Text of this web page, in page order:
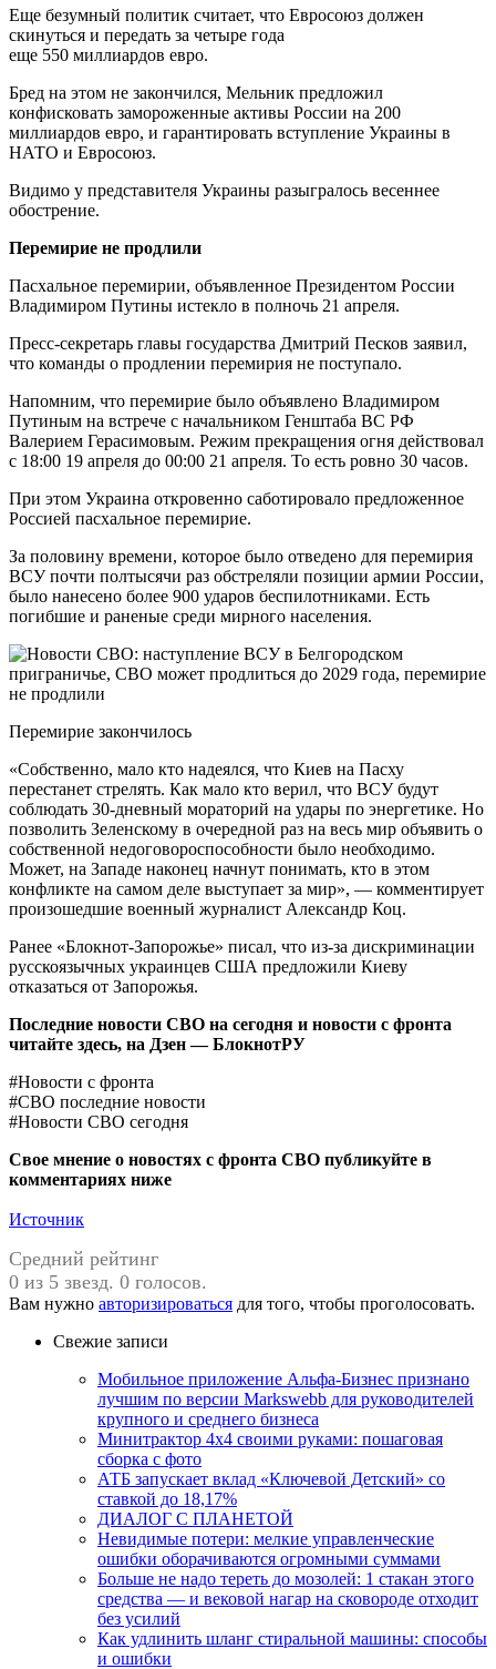
Еще безумный политик считает, что Евросоюз должен
скинуться и передать за четыре года
еще 550 миллиардов евро.
Бред на этом не закончился, Мельник предложил
конфисковать замороженные активы России на 200
миллиардов евро, и гарантировать вступление Украины в
НАТО и Евросоюз.
Видимо у представителя Украины разыгралось весеннее
обострение.
Перемирие не продлили
Пасхальное перемирии, объявленное Президентом России
Владимиром Путины истекло в полночь 21 апреля.
Пресс-секретарь главы государства Дмитрий Песков заявил,
что команды о продлении перемирия не поступало.
Напомним, что перемирие было объявлено Владимиром
Путиным на встрече с начальником Генштаба ВС РФ
Валерием Герасимовым. Режим прекращения огня действовал
с 18:00 19 апреля до 00:00 21 апреля. То есть ровно 30 часов.
При этом Украина откровенно саботировало предложенное
Россией пасхальное перемирие.
За половину времени, которое было отведено для перемирия
ВСУ почти полтысячи раз обстреляли позиции армии России,
было нанесено более 900 ударов беспилотниками. Есть
погибшие и раненые среди мирного населения.
Перемирие закончилось
«Собственно, мало кто надеялся, что Киев на Пасху
перестанет стрелять. Как мало кто верил, что ВСУ будут
соблюдать 30-дневный мораторий на удары по энергетике. Но
позволить Зеленскому в очередной раз на весь мир объявить о
собственной недоговороспособности было необходимо.
Может, на Западе наконец начнут понимать, кто в этом
конфликте на самом деле выступает за мир», — комментирует
произошедшие военный журналист Александр Коц.
Ранее «Блокнот-Запорожье» писал, что из-за дискриминации
русскоязычных украинцев США предложили Киеву
отказаться от Запорожья.
Последние новости СВО на сегодня и новости с фронта
читайте здесь, на Дзен — БлокнотРУ
#Новости с фронта
#СВО последние новости
#Новости СВО сегодня
Свое мнение о новостях с фронта СВО публикуйте в
комментариях ниже
Источник
Средний рейтинг
0 из 5 звезд. 0 голосов.
Вам нужно авторизироваться для того, чтобы проголосовать.
Свежие записи
Мобильное приложение Альфа-Бизнес признано
лучшим по версии Markswebb для руководителей
крупного и среднего бизнеса
Минитрактор 4х4 своими руками: пошаговая
сборка с фото
АТБ запускает вклад «Ключевой Детский» со
ставкой до 18,17%
ДИАЛОГ С ПЛАНЕТОЙ
Невидимые потери: мелкие управленческие
ошибки оборачиваются огромными суммами
Больше не надо тереть до мозолей: 1 стакан этого
средства — и вековой нагар на сковороде отходит
без усилий
Как удлинить шланг стиральной машины: способы
и ошибки